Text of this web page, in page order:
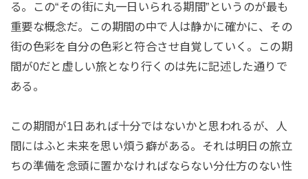
る。この“その街に丸一日いられる期間”というのが最も
重要な概念だ。この期間の中で人は静かに確かに、その
街の色彩を自分の色彩と符合させ自覚していく。この期
間が0だと虚しい旅となり行くのは先に記述した通りで
ある。
この期間が1日あれば十分ではないかと思われるが、人
間にはふと未来を思い煩う癖がある。それは明日の旅立
ちの準備を念頭に置かなければならない分仕方のない性